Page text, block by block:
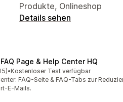
Produkte, Onlineshop
Details sehen
Page & Help Center HQ
5 Sternen
insgesamt
•Kostenloser Test verfügbar
FAQ-Seite & FAQ-Tabs zur
E-Mails.